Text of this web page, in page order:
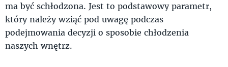
ma być schłodzona. Jest to podstawowy parametr,
który należy wziąć pod uwagę podczas
podejmowania decyzji o sposobie chłodzenia
naszych wnętrz.